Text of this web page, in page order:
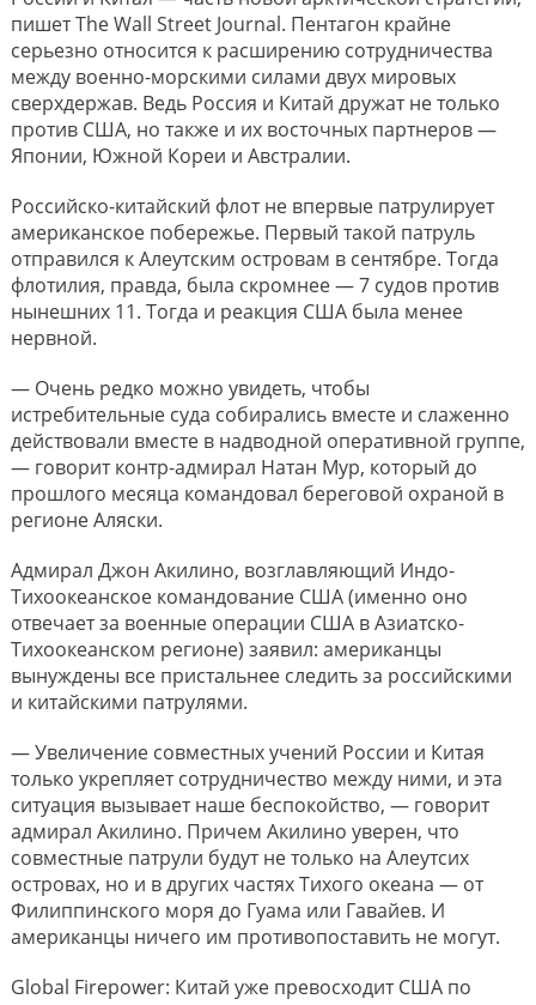
пишет The Wall Street Journal. Пентагон крайне
серьезно относится к расширению сотрудничества
между военно-морскими силами двух мировых
сверхдержав. Ведь Россия и Китай дружат не только
против США, но также и их восточных партнеров —
Японии, Южной Кореи и Австралии.
Российско-китайский флот не впервые патрулирует
американское побережье. Первый такой патруль
отправился к Алеутским островам в сентябре. Тогда
флотилия, правда, была скромнее — 7 судов против
нынешних 11. Тогда и реакция США была менее
нервной.
— Очень редко можно увидеть, чтобы
истребительные суда собирались вместе и слаженно
действовали вместе в надводной оперативной группе,
— говорит контр-адмирал Натан Мур, который до
прошлого месяца командовал береговой охраной в
регионе Аляски.
Адмирал Джон Акилино, возглавляющий Индо-
Тихоокеанское командование США (именно оно
отвечает за военные операции США в Азиатско-
Тихоокеанском регионе) заявил: американцы
вынуждены все пристальнее следить за российскими
и китайскими патрулями.
— Увеличение совместных учений России и Китая
только укрепляет сотрудничество между ними, и эта
ситуация вызывает наше беспокойство, — говорит
адмирал Акилино. Причем Акилино уверен, что
совместные патрули будут не только на Алеутсих
островах, но и в других частях Тихого океана — от
Филиппинского моря до Гуама или Гавайев. И
американцы ничего им противопоставить не могут.
Global Firepower: Китай уже превосходит США по